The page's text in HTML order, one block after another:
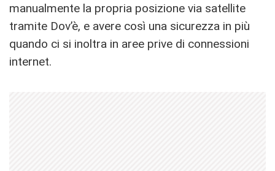
manualmente la propria posizione via satellite
tramite Dov’è, e avere così una sicurezza in più
quando ci si inoltra in aree prive di connessioni
internet.